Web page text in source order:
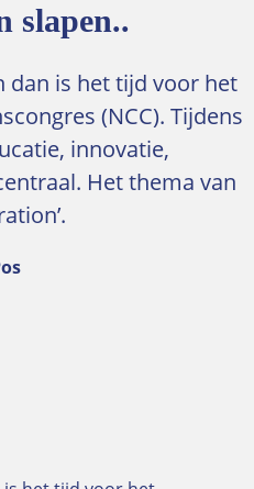
slapen..
dan is het tijd voor het
(NCC). Tijdens
innovatie,
Het thema van